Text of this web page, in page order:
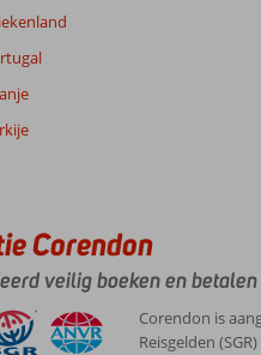
Direct
gelegen
aan
het
strand,
Service 10
Prijs/kwaliteit
10
Eten 8
Kamers 9
Kindvriendelijk
10
Corendon
veilig boeken en betalen
Corendon is
Reisgelden